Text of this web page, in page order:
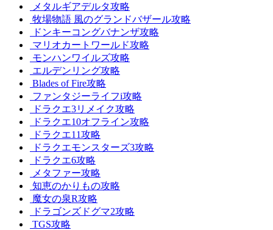
メタルギアデルタ攻略
牧場物語 風のグランドバザール攻略
ドンキーコングバナンザ攻略
マリオカートワールド攻略
モンハンワイルズ攻略
エルデンリング攻略
Blades of Fire攻略
ファンタジーライフi攻略
ドラクエ3リメイク攻略
ドラクエ10オフライン攻略
ドラクエ11攻略
ドラクエモンスターズ3攻略
ドラクエ6攻略
メタファー攻略
知恵のかりもの攻略
魔女の泉R攻略
ドラゴンズドグマ2攻略
TGS攻略